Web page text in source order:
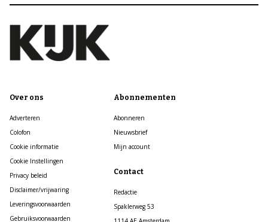
Over ons
Adverteren
Colofon
Cookie informatie
Cookie Instellingen
Privacy beleid
Disclaimer/vrijwaring
Leveringsvoorwaarden
Gebruiksvoorwaarden
Abonnementen
Abonneren
Nieuwsbrief
Mijn account
Contact
Redactie
Spaklerweg 53